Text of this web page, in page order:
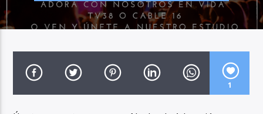
1